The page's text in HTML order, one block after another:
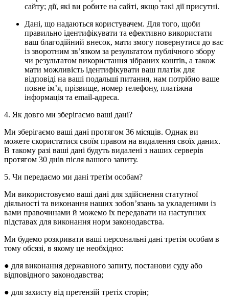
сайту; дії, які ви робите на сайті, якщо такі дії присутні.
Дані, що надаються користувачем. Для того, щоби
правильно ідентифікувати та ефективно використати
ваш благодійний внесок, мати змогу повернутися до вас
із зворотним зв’язком за результатом публічного збору
чи результатом використання зібраних коштів, а також
мати можливість ідентифікувати ваш платіж для
відповіді на ваші подальші питання, нам потрібно ваше
повне ім’я, прізвище, номер телефону, платіжна
інформація та email-адреса.
4. Як довго ми зберігаємо ваші дані?
Ми зберігаємо ваші дані протягом 36 місяців. Однак ви
можете скористатися своїм правом на видалення своїх даних.
В такому разі ваші дані будуть видалені з наших серверів
протягом 30 днів після вашого запиту.
5. Чи передаємо ми дані третім особам?
Ми використовуємо ваші дані для здійснення статутної
діяльності та виконання наших зобов’язань за укладеними із
вами правочинами й можемо їх передавати на наступних
підставах для виконання норм законодавства.
Ми будемо розкривати ваші персональні дані третім особам в
тому обсязі, в якому це необхідно:
● для виконання державного запиту, постанови суду або
відповідного законодавства;
● для захисту від претензій третіх сторін;